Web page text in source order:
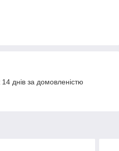
днів за домовленістю